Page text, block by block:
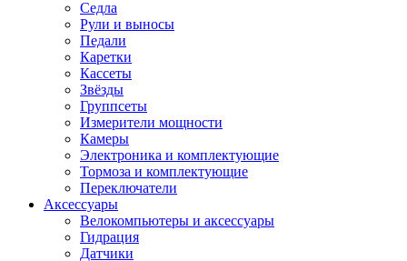
Седла
Рули и выносы
Педали
Каретки
Кассеты
Звёзды
Группсеты
Измерители мощности
Камеры
Электроника и комплектующие
Тормоза и комплектующие
Переключатели
Аксессуары
Велокомпьютеры и аксессуары
Гидрация
Датчики